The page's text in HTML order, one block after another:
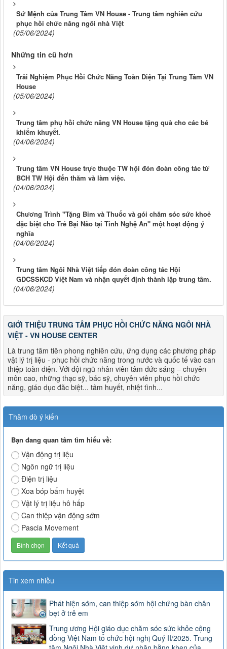
Sứ Mệnh của Trung Tâm VN House - Trung tâm nghiên cứu
phục hồi chức năng ngôi nhà Việt
(05/06/2024)
Những tin cũ hơn
Trải Nghiệm Phục Hồi Chức Năng Toàn Diện Tại Trung Tâm VN
House
(05/06/2024)
Trung tâm phụ hồi chức năng VN House tặng quà cho các bé
khiếm khuyết.
(04/06/2024)
Trung tâm VN House trực thuộc TW hội đón đoàn công tác từ
BCH TW Hội đến thăm và làm việc.
(04/06/2024)
Chương Trình "Tặng Bỉm và Thuốc và gói chăm sóc sức khoẻ
đặc biệt cho Trẻ Bại Não tại Tỉnh Nghệ An" một hoạt động ý
nghĩa
(04/06/2024)
Trung tâm Ngôi Nhà Việt tiếp đón đoàn công tác Hội
GDCSSKCĐ Việt Nam và nhận quyết định thành lập trung tâm.
(04/06/2024)
GIỚI THIỆU TRUNG TÂM PHỤC HỒI CHỨC NĂNG NGÔI NHÀ
VIỆT - VN HOUSE CENTER
Là trung tâm tiên phong nghiên cứu, ứng dụng các phương pháp
vật lý trị liệu - phục hồi chức năng trong nước và quốc tế vào can
thiệp toàn diện. Với đội ngũ nhân viên tâm đức sáng – chuyên
môn cao, những thạc sỹ, bác sỹ, chuyên viên phục hồi chức
năng, giáo dục đăc biệt... tâm huyết, nhiệt tình...
Thăm dò ý kiến
Bạn đang quan tâm tìm hiểu về:
Vận động trị liệu
Ngôn ngữ trị liệu
Điện trị liệu
Xoa bóp bấm huyệt
Vật lý trị liệu hô hấp
Can thiệp vận động sớm
Pascia Movement
Tin xem nhiều
Phát hiện sớm, can thiệp sớm hội chứng bàn chân
bẹt ở trẻ em
Trung ương Hội giáo dục chăm sóc sức khỏe cộng
đồng Việt Nam tổ chức hội nghị Quý II/2025. Trung